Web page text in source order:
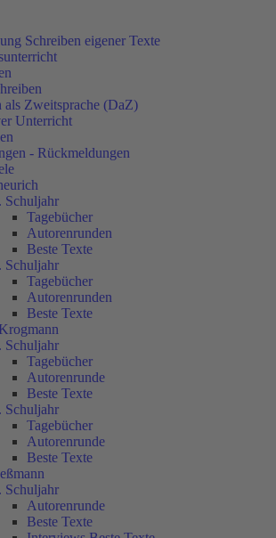
Schreiben eigener Texte
als Zweitsprache (DaZ)
Unterricht
- Rückmeldungen
Schuljahr
Tagebücher
Autorenrunden
Beste Texte
Schuljahr
Tagebücher
Autorenrunden
Beste Texte
Schuljahr
Tagebücher
Autorenrunde
Beste Texte
Schuljahr
Tagebücher
Autorenrunde
Beste Texte
Schuljahr
Autorenrunde
Beste Texte